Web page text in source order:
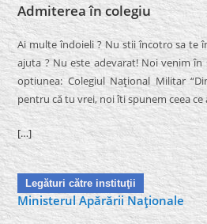
Admiterea în colegiu
Ai multe îndoieli ? Nu stii încotro sa te
ajuta ? Nu este adevarat! Noi venim
optiunea: Colegiul Naţional Militar
pentru că tu vrei, noi îti spunem ceea ce
[…]
Legături către instituţii
Ministerul Apărării Naţionale